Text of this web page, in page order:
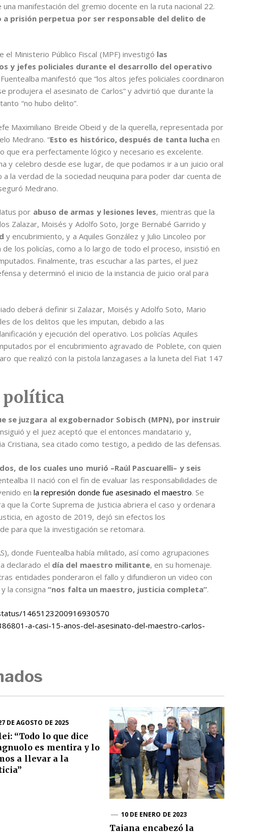
manifestación del gremio docente en la ruta nacional 22.
a prisión perpetua por ser responsable del delito de
el Ministerio Público Fiscal (MPF) investigó las
y jefes policiales durante el desarrollo del operativo
manifestó que “los altos jefes policiales coordinaron
produjera el asesinato de Carlos” y advirtió que durante la
“no hubo delito”.
Maximiliano Breide Obeid y de la querella, representada por
Medrano. “Esto es histórico, después de tanta luchaen
que era perfectamente lógico y necesario es excelente.
y celebro desde ese lugar, de que podamos ir a un juicio oral
la verdad de la sociedad neuquina para poder dar cuenta de
Medrano.
por abuso de armas y lesiones leves, mientras que la
Zalazar, Moisés y Adolfo Soto, Jorge Bernabé Garrido y
y encubrimiento, y a Aquiles González y Julio Lincoleo por
de los policías, como a lo largo de todo el proceso, insistió en
Finalmente, tras escuchar a las partes, el juez
y determinó el inicio de la instancia de juicio oral para
deberá definir si Zalazar, Moisés y Adolfo Soto, Mario
de los delitos que les imputan, debido a las
y ejecución del operativo. Los policías Aquiles
por el encubrimiento agravado de Poblete, con quien
que realizó con la pistola lanzagases a la luneta del Fiat 147
política
se juzgara al exgobernador Sobisch (MPN), por instruir
y el juez aceptó que el entonces mandatario y,
Cristiana, sea citado como testigo, a pedido de las defensas.
de los cuales uno murió –Raúl Pascuarelli– y seis
II nació con el fin de evaluar las responsabilidades de
enla represión donde fue asesinado el maestro. Se
que la Corte Suprema de Justicia abriera el caso y ordenara
en agosto de 2019, dejó sin efectos los
para que la investigación se retomara.
donde Fuentealba había militado, así como agrupaciones
declarado el día del maestro militante, en su homenaje.
entidades ponderaron el fallo y difundieron un video con
la consigna“nos falta un maestro, justicia completa”.
1465123200916930570
a-casi-15-anos-del-asesinato-del-maestro-carlos-
DE AGOSTO DE 2025
“Todo lo que dice
es mentira y lo
a llevar a la
10 DE ENERO DE 2023
Taiana encabezó la